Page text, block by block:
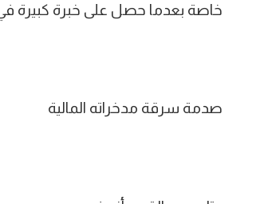
خاصة بعدما حصل على خبرة كبيرة
صدمة سرقة مدخراته المالية